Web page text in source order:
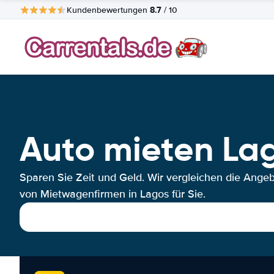
Kundenbewertungen 8.7 / 10
Auto mieten
Sparen Sie Zeit und Geld. Wir vergleichen die
von Mietwagenfirmen in Lagos für Sie.